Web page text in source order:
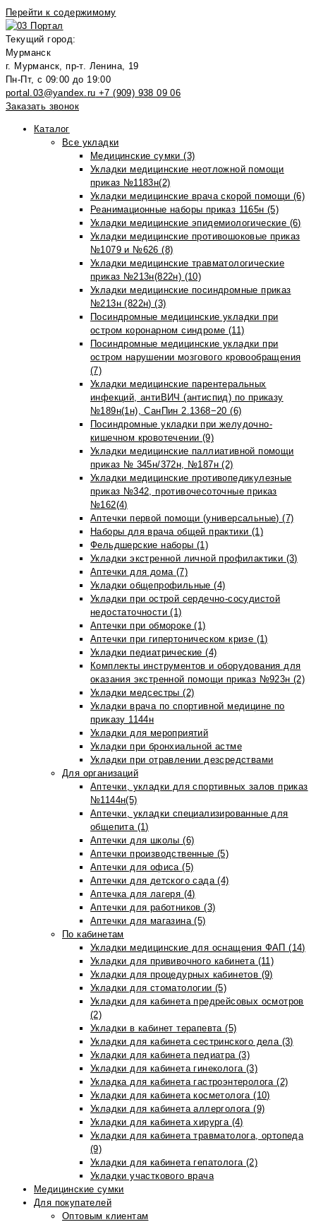
Перейти к содержимому
Текущий город:
Мурманск
г. Мурманск, пр-т. Ленина, 19
Пн-Пт, с 09:00 до 19:00
portal.03@yandex.ru +7 (909) 938 09 06
Заказать звонок
Каталог
Все укладки
Медицинские сумки (3)
Укладки медицинские неотложной помощи
приказ №1183н(2)
Укладки медицинские врача скорой помощи (6)
Реанимационные наборы приказ 1165н (5)
Укладки медицинские эпидемиологические (6)
Укладки медицинские противошоковые приказ
№1079 и №626 (8)
Укладки медицинские травматологические
приказ №213н(822н) (10)
Укладки медицинские посиндромные приказ
№213н (822н) (3)
Посиндромные медицинские укладки при
остром коронарном синдроме (11)
Посиндромные медицинские укладки при
остром нарушении мозгового кровообращения
(7)
Укладки медицинские парентеральных
инфекций, антиВИЧ (антиспид) по приказу
№189н(1н), СанПин 2.1368−20 (6)
Посиндромные укладки при желудочно-
кишечном кровотечении (9)
Укладки медицинские паллиативной помощи
приказ № 345н/372н, №187н (2)
Укладки медицинские противопедикулезные
приказ №342, противочесоточные приказ
№162(4)
Аптечки первой помощи (универсальные) (7)
Наборы для врача общей практики (1)
Фельдшерские наборы (1)
Укладки экстренной личной профилактики (3)
Аптечки для дома (7)
Укладки общепрофильные (4)
Укладки при острой сердечно-сосудистой
недостаточности (1)
Аптечки при обмороке (1)
Аптечки при гипертоническом кризе (1)
Укладки педиатрические (4)
Комплекты инструментов и оборудования для
оказания экстренной помощи приказ №923н (2)
Укладки медсестры (2)
Укладки врача по спортивной медицине по
приказу 1144н
Укладки для мероприятий
Укладки при бронхиальной астме
Укладки при отравлении дезсредствами
Для организаций
Аптечки, укладки для спортивных залов приказ
№1144н(5)
Аптечки, укладки специализированные для
общепита (1)
Аптечки для школы (6)
Аптечки производственные (5)
Аптечки для офиса (5)
Аптечки для детского сада (4)
Аптечка для лагеря (4)
Аптечки для работников (3)
Аптечки для магазина (5)
По кабинетам
Укладки медицинские для оснащения ФАП (14)
Укладки для прививочного кабинета (11)
Укладки для процедурных кабинетов (9)
Укладки для стоматологии (5)
Укладки для кабинета предрейсовых осмотров
(2)
Укладки в кабинет терапевта (5)
Укладки для кабинета сестринского дела (3)
Укладки для кабинета педиатра (3)
Укладки для кабинета гинеколога (3)
Укладка для кабинета гастроэнтеролога (2)
Укладки для кабинета косметолога (10)
Укладки для кабинета аллерголога (9)
Укладки для кабинета хирурга (4)
Укладки для кабинета травматолога, ортопеда
(9)
Укладки для кабинета гепатолога (2)
Укладки участкового врача
Медицинские сумки
Для покупателей
Оптовым клиентам